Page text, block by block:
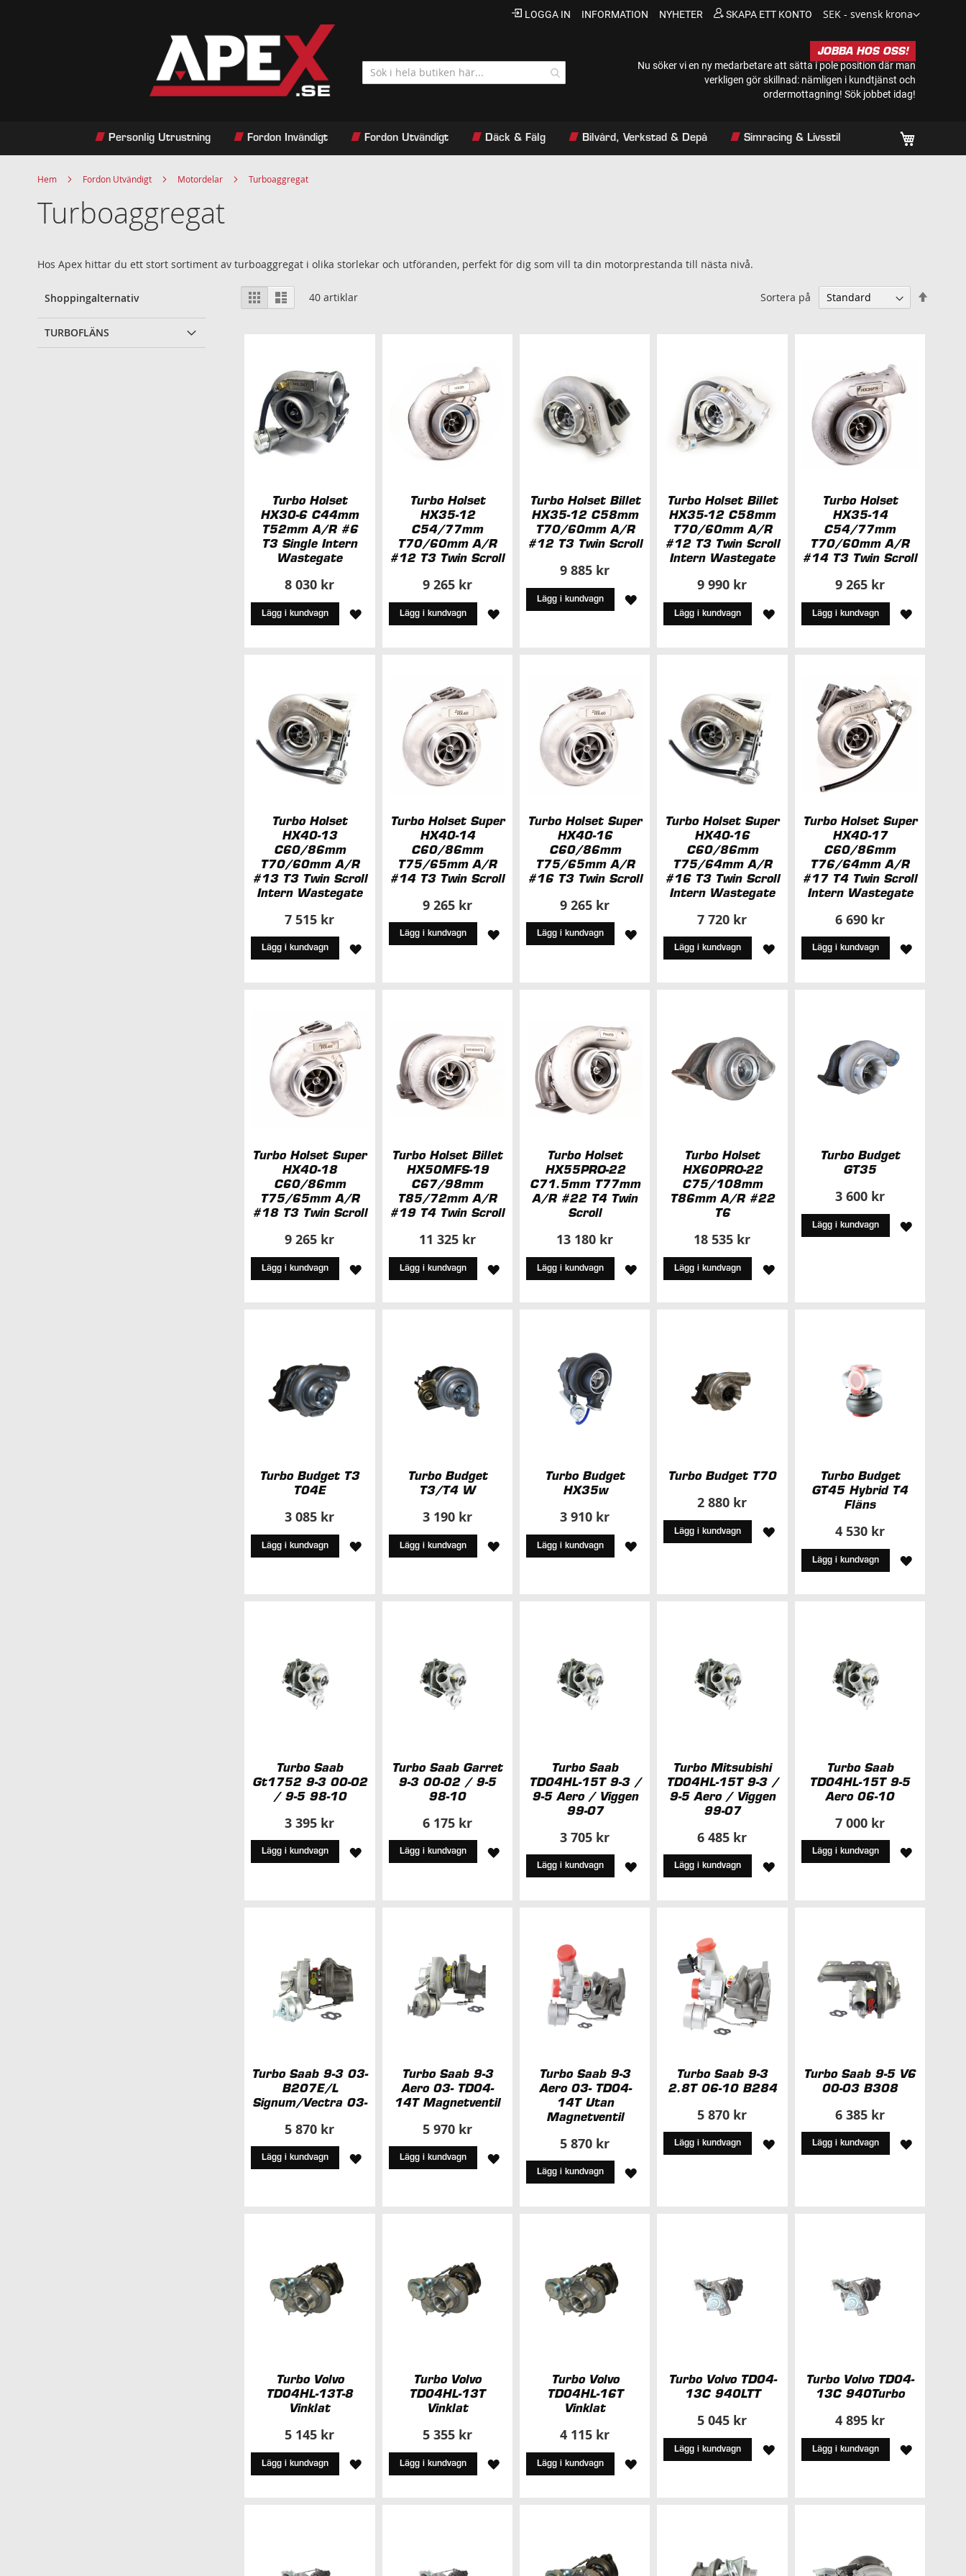
Valuta
SEK - svensk krona
LOGGA IN INFORMATION NYHETER SKAPA ETT KONTO
JOBBA HOS OSS!
Nu söker vi en ny medarbetare att sätta i pole position där man
verkligen gör skillnad: nämligen i kundtjänst och
ordermottagning! Sök jobbet idag!
Personlig Utrustning Fordon Invändigt Fordon Utvändigt Däck & Fälg Bilvård, Verkstad & Depå Simracing & Livsstil
Hem Fordon Utvändigt Motordelar Turboaggregat
Turboaggregat
Hos Apex hittar du ett stort sortiment av turboaggregat i olika storlekar och utföranden, perfekt för dig som vill ta din motorprestanda till nästa nivå.
Visa
som
RutnätListvy40 artiklar Sortera på
Turbo Holset
HX30-6 C44mm
T52mm A/R #6
T3 Single Intern
Wastegate
8 030 kr
Lägg i kundvagn
LÄGG
Turbo Holset
HX35-12
C54/77mm
T70/60mm A/R
#12 T3 Twin Scroll
9 265 kr
Lägg i kundvagn
LÄGG
Turbo Holset Billet
HX35-12 C58mm
T70/60mm A/R
#12 T3 Twin Scroll
9 885 kr
Lägg i kundvagn
LÄGG
Turbo Holset Billet
HX35-12 C58mm
T70/60mm A/R
#12 T3 Twin Scroll
Intern Wastegate
9 990 kr
Lägg i kundvagn
LÄGG
ÖNSKELISTA
Turbo Holset
HX35-14
C54/77mm
T70/60mm A/R
#14 T3 Twin Scroll
9 265 kr
Lägg i kundvagn
LÄGG
Turbo Holset
HX40-13
C60/86mm
T70/60mm A/R
#13 T3 Twin Scroll
Intern Wastegate
7 515 kr
Lägg i kundvagn
LÄGG
Turbo Holset Super
HX40-14
C60/86mm
T75/65mm A/R
#14 T3 Twin Scroll
9 265 kr
Lägg i kundvagn
LÄGG
Turbo Holset Super
HX40-16
C60/86mm
T75/65mm A/R
#16 T3 Twin Scroll
9 265 kr
Lägg i kundvagn
LÄGG
Turbo Holset Super
HX40-16
C60/86mm
T75/64mm A/R
#16 T3 Twin Scroll
Intern Wastegate
7 720 kr
Lägg i kundvagn
LÄGG
Turbo Holset Super
HX40-17
C60/86mm
T76/64mm A/R
#17 T4 Twin Scroll
Intern Wastegate
6 690 kr
Lägg i kundvagn
LÄGG
Turbo Holset Super
HX40-18
C60/86mm
T75/65mm A/R
#18 T3 Twin Scroll
9 265 kr
Lägg i kundvagn
LÄGG
Turbo Holset Billet
HX50MFS-19
C67/98mm
T85/72mm A/R
#19 T4 Twin Scroll
11 325 kr
Lägg i kundvagn
LÄGG
Turbo Holset
HX55PRO-22
C71.5mm T77mm
A/R #22 T4 Twin
Scroll
13 180 kr
Lägg i kundvagn
LÄGG
Turbo Holset
HX60PRO-22
C75/108mm
T86mm A/R #22
T6
18 535 kr
Lägg i kundvagn
LÄGG
Turbo Budget
GT35
3 600 kr
Lägg i kundvagn
LÄGG
Turbo Budget T3
T04E
3 085 kr
Lägg i kundvagn
LÄGG
Turbo Budget
T3/T4 W
3 190 kr
Lägg i kundvagn
LÄGG
Turbo Budget
HX35w
3 910 kr
Lägg i kundvagn
LÄGG
Turbo Budget T70
2 880 kr
Lägg i kundvagn
LÄGG
Turbo Budget
GT45 Hybrid T4
Fläns
4 530 kr
Lägg i kundvagn
LÄGG
Turbo Saab
Gt1752 9-3 00-02
/ 9-5 98-10
3 395 kr
Lägg i kundvagn
LÄGG
Turbo Saab Garret
9-3 00-02 / 9-5
98-10
6 175 kr
Lägg i kundvagn
LÄGG
Turbo Saab
TD04HL-15T 9-3 /
9-5 Aero / Viggen
99-07
3 705 kr
Lägg i kundvagn
LÄGG
ÖNSKELISTA
Turbo Mitsubishi
TD04HL-15T 9-3 /
9-5 Aero / Viggen
99-07
6 485 kr
Lägg i kundvagn
LÄGG
Turbo Saab
TD04HL-15T 9-5
Aero 06-10
7 000 kr
Lägg i kundvagn
LÄGG
Turbo Saab 9-3 03-
B207E/L
Signum/Vectra 03-
5 870 kr
Lägg i kundvagn
LÄGG
Turbo Saab 9-3
Aero 03- TD04-
14T Magnetventil
5 970 kr
Lägg i kundvagn
LÄGG
Turbo Saab 9-3
Aero 03- TD04-
14T Utan
Magnetventil
5 870 kr
Lägg i kundvagn
LÄGG
Turbo Saab 9-3
2.8T 06-10 B284
5 870 kr
Lägg i kundvagn
LÄGG
Turbo Saab 9-5 V6
00-03 B308
6 385 kr
Lägg i kundvagn
LÄGG
Turbo Volvo
TD04HL-13T-8
Vinklat
5 145 kr
Lägg i kundvagn
LÄGG
Turbo Volvo
TD04HL-13T
Vinklat
5 355 kr
Lägg i kundvagn
LÄGG
Turbo Volvo
TD04HL-16T
Vinklat
4 115 kr
Lägg i kundvagn
LÄGG
Turbo Volvo TD04-
13C 940LTT
5 045 kr
Lägg i kundvagn
LÄGG
Turbo Volvo TD04-
13C 940Turbo
4 895 kr
Lägg i kundvagn
LÄGG
Shoppingalternativ
TURBOFLÄNS